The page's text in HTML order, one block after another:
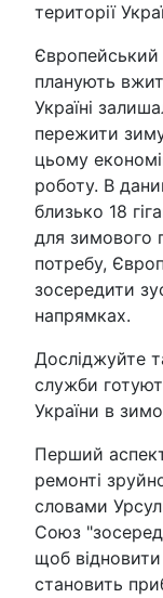
території
планують
Україні
пережити
цьому
роботу. В
близько 18
для зимового
потребу,
зосередити
напрямках.
Досліджуйте
служби
України в
Перший
ремонті
словами
Союз
щоб
становить